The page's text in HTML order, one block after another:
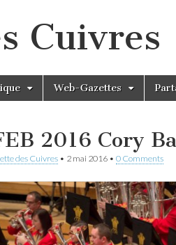
Cuivres
Web-Gazettes
2016 Cory
des Cuivres • 2 mai 2016 • 0 Comments